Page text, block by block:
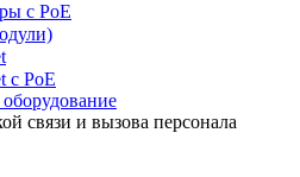
с РоЕ
с PoE
связи и вызова персонала